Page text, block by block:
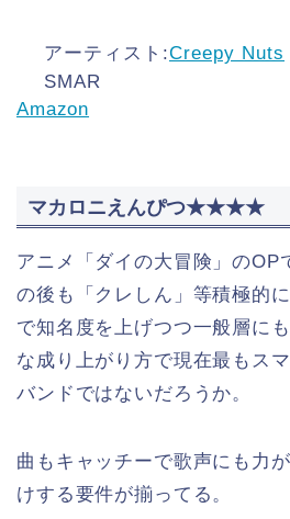
アーティスト:Creepy Nuts
SMAR
Amazon
マカロニえんぴつ★★★★
アニメ「ダイの大冒険」のOP
の後も「クレしん」等積極的
で知名度を上げつつ一般層に
な成り上がり方で現在最もス
バンドではないだろうか。
曲もキャッチーで歌声にも力
けする要件が揃ってる。